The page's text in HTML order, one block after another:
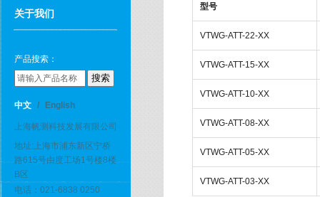
关于我们
产品搜索：
中文 / English
上海帆测科技发展有限公司
地址:上海市浦东新区宁桥
路615号由度工场1号楼8楼
B区
电话：021-6838 0250
型号
VTWG-ATT-22-XX
VTWG-ATT-15-XX
VTWG-ATT-10-XX
VTWG-ATT-08-XX
VTWG-ATT-05-XX
VTWG-ATT-03-XX